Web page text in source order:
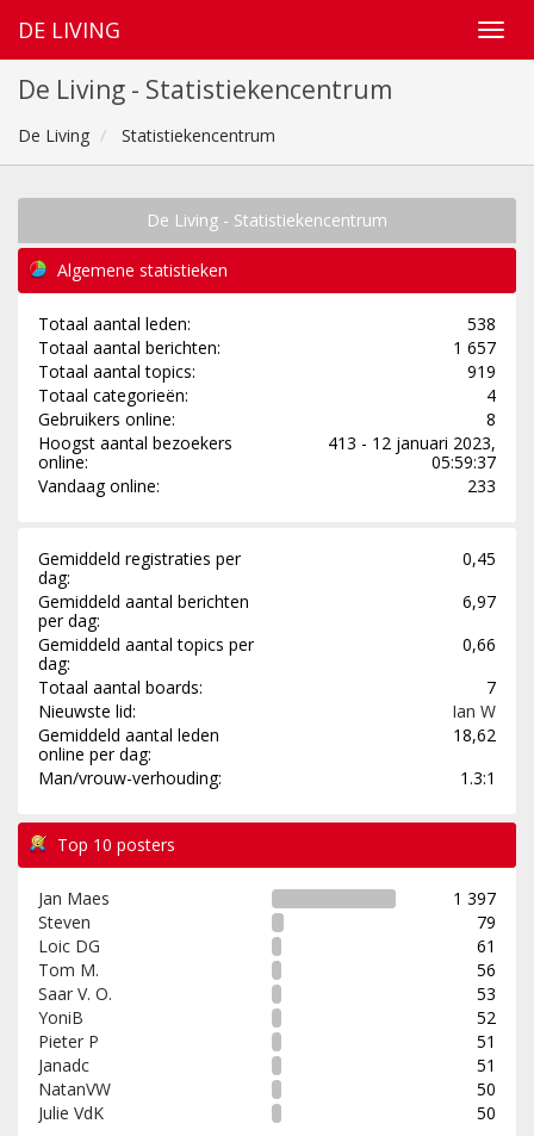
DE LIVING
De Living - Statistiekencentrum
De Living Statistiekencentrum
De Living - Statistiekencentrum
Algemene statistieken
Totaal aantal leden:
538
Totaal aantal berichten:
1 657
Totaal aantal topics:
919
Totaal categorieën:
4
Gebruikers online:
8
Hoogst aantal bezoekers
online:
413 - 12 januari 2023,
05:59:37
Vandaag online:
233
Gemiddeld registraties per
dag:
0,45
Gemiddeld aantal berichten
per dag:
6,97
Gemiddeld aantal topics per
dag:
0,66
Totaal aantal boards:
7
Nieuwste lid:
Ian W
Gemiddeld aantal leden
online per dag:
18,62
Man/vrouw-verhouding:
1.3:1
Top 10 posters
Jan Maes
1 397
Steven
79
Loic DG
61
Tom M.
56
Saar V. O.
53
YoniB
52
Pieter P
51
Janadc
51
NatanVW
50
Julie VdK
50